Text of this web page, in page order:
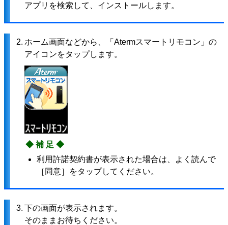
アプリを検索して、インストールします。
2. ホーム画面などから、「Atermスマートリモコン」の
アイコンをタップします。
◆補足◆
利用許諾契約書が表示された場合は、よく読んで
［同意］をタップしてください。
3. 下の画面が表示されます。
そのままお待ちください。